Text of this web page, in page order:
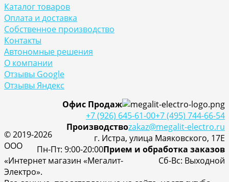
Каталог товаров
Оплата и доставка
Собственное производство
Контакты
Автономные решения
О компании
Отзывы Google
Отзывы Яндекс
Офис Продаж
+7 (495) 744-66-54
+7 (926) 645-61-00
zakaz@megalit-electro.ru
Производство
г. Истра, улица Маяковского, 17Е
Прием и обработка заказов
Пн-Пт: 9:00-20:00
Cб-Вс: Выходной
© 2019-2026
ООО
«Интернет магазин «Мегалит-
Электро».